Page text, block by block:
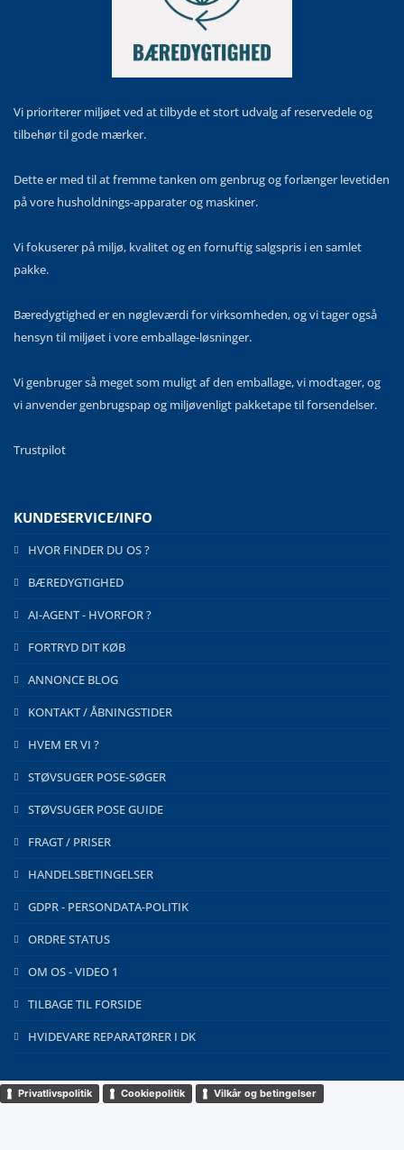
Vi prioriterer miljøet ved at tilbyde et stort udvalg af reservedele og
tilbehør til gode mærker.
Dette er med til at fremme tanken om genbrug og forlænger levetiden
på vore husholdnings-apparater og maskiner.
Vi fokuserer på miljø, kvalitet og en fornuftig salgspris i en samlet
pakke.
Bæredygtighed er en nøgleværdi for virksomheden, og vi tager også
hensyn til miljøet i vore emballage-løsninger.
Vi genbruger så meget som muligt af den emballage, vi modtager, og
vi anvender genbrugspap og miljøvenligt pakketape til forsendelser.
Trustpilot
KUNDESERVICE/INFO
HVOR FINDER DU OS ?
BÆREDYGTIGHED
AI-AGENT - HVORFOR ?
FORTRYD DIT KØB
ANNONCE BLOG
KONTAKT / ÅBNINGSTIDER
HVEM ER VI ?
STØVSUGER POSE-SØGER
STØVSUGER POSE GUIDE
FRAGT / PRISER
HANDELSBETINGELSER
GDPR - PERSONDATA-POLITIK
ORDRE STATUS
OM OS - VIDEO 1
TILBAGE TIL FORSIDE
HVIDEVARE REPARATØRER I DK
Privatlivspolitik Cookiepolitik Vilkår og betingelser